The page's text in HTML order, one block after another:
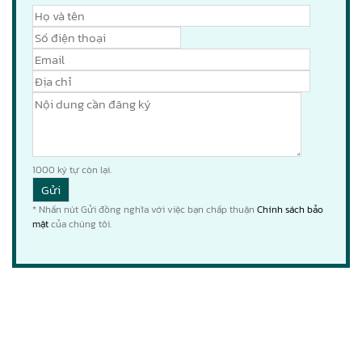
1000 ký tự còn lại.
* Nhấn nút Gửi đồng nghĩa với việc bạn chấp thuận Chính sách bảo
mậtcủa chúng tôi.